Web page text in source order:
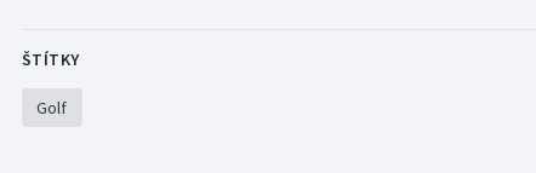
ŠTÍTKY
Golf